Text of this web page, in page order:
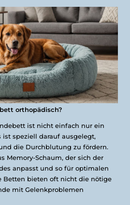
orthopädisch?
ist nicht einfach nur ein
ist speziell darauf ausgelegt,
die Durchblutung zu fördern.
Memory-Schaum, der sich der
anpasst und so für optimalen
Betten bieten oft nicht die nötige
mit Gelenkproblemen